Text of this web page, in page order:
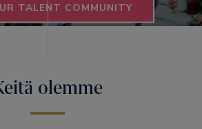
TALENT COMMUNITY
olemme